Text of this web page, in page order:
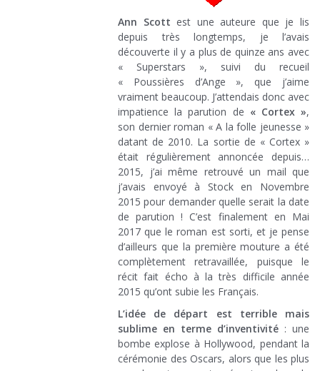
Ann Scott est une auteure que je lis
depuis très longtemps, je l’avais
découverte il y a plus de quinze ans avec
« Superstars », suivi du recueil
« Poussières d’Ange », que j’aime
vraiment beaucoup. J’attendais donc avec
impatience la parution de « Cortex »,
son dernier roman « A la folle jeunesse »
datant de 2010. La sortie de « Cortex »
était régulièrement annoncée depuis…
2015, j’ai même retrouvé un mail que
j’avais envoyé à Stock en Novembre
2015 pour demander quelle serait la date
de parution ! C’est finalement en Mai
2017 que le roman est sorti, et je pense
d’ailleurs que la première mouture a été
complètement retravaillée, puisque le
récit fait écho à la très difficile année
2015 qu’ont subie les Français.
L’idée de départ est terrible mais
sublime en terme d’inventivité : une
bombe explose à Hollywood, pendant la
cérémonie des Oscars, alors que les plus